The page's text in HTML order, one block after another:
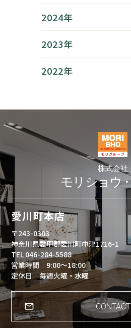
2024年
2023年
2022年
愛川町本店
〒243-0303
神奈川県愛甲郡愛川町中津1716-1
TEL 046-284-5588
営業時間 9:00～18:00
定休日 毎週火曜・水曜
CONTACT